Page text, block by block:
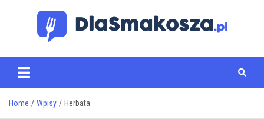
www.dlasmakosza.pl
Home Wpisy Herbata